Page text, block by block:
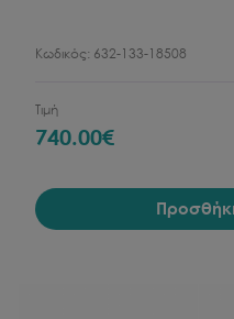
Κωδικός: 632-133-18508
Τιμή
740.00€